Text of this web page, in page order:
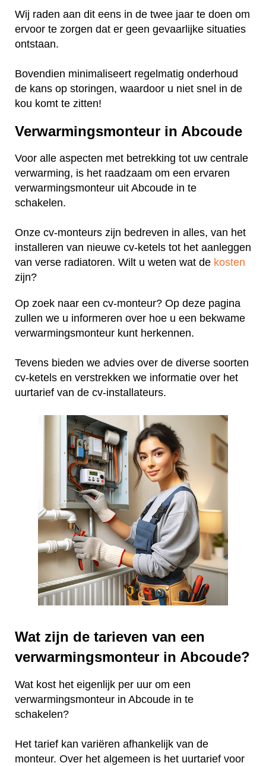
Wij raden aan dit eens in de twee jaar te doen om
ervoor te zorgen dat er geen gevaarlijke situaties
ontstaan.
Bovendien minimaliseert regelmatig onderhoud
de kans op storingen, waardoor u niet snel in de
kou komt te zitten!
Verwarmingsmonteur in Abcoude
Voor alle aspecten met betrekking tot uw centrale
verwarming, is het raadzaam om een ervaren
verwarmingsmonteur uit Abcoude in te
schakelen.
Onze cv-monteurs zijn bedreven in alles, van het
installeren van nieuwe cv-ketels tot het aanleggen
van verse radiatoren. Wilt u weten wat de kosten
zijn?
Op zoek naar een cv-monteur? Op deze pagina
zullen we u informeren over hoe u een bekwame
verwarmingsmonteur kunt herkennen.
Tevens bieden we advies over de diverse soorten
cv-ketels en verstrekken we informatie over het
uurtarief van de cv-installateurs.
Wat zijn de tarieven van een
verwarmingsmonteur in Abcoude?
Wat kost het eigenlijk per uur om een
verwarmingsmonteur in Abcoude in te
schakelen?
Het tarief kan variëren afhankelijk van de
monteur. Over het algemeen is het uurtarief voor